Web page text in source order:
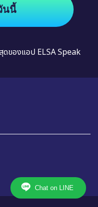
นนี้
ดของแอป ELSA Speak
Chat on LINE